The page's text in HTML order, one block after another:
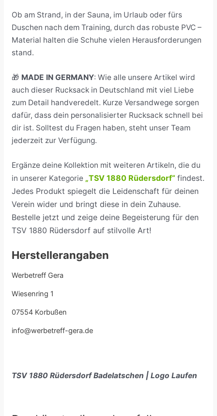
Ob am Strand, in der Sauna, im Urlaub oder fürs
Duschen nach dem Training, durch das robuste PVC –
Material halten die Schuhe vielen Herausforderungen
stand.
🎁 MADE IN GERMANY: Wie alle unsere Artikel wird
auch dieser Rucksack in Deutschland mit viel Liebe
zum Detail handveredelt. Kurze Versandwege sorgen
dafür, dass dein personalisierter Rucksack schnell bei
dir ist. Solltest du Fragen haben, steht unser Team
jederzeit zur Verfügung.
Ergänze deine Kollektion mit weiteren Artikeln, die du
in unserer Kategorie „TSV 1880 Rüdersdorf“ findest.
Jedes Produkt spiegelt die Leidenschaft für deinen
Verein wider und bringt diese in dein Zuhause.
Bestelle jetzt und zeige deine Begeisterung für den
TSV 1880 Rüdersdorf auf stilvolle Art!
Herstellerangaben
Werbetreff Gera
Wiesenring 1
07554 Korbußen
info@werbetreff-gera.de
TSV 1880 Rüdersdorf Badelatschen | Logo Laufen